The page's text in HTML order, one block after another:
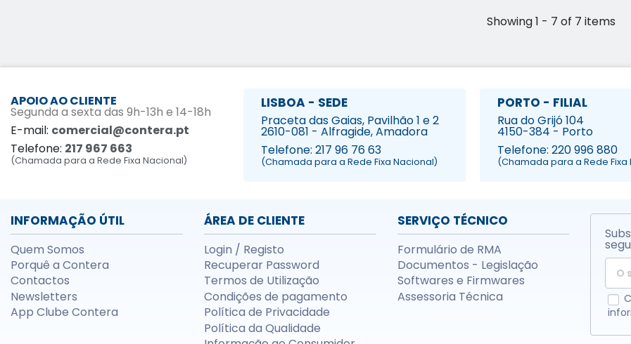
Showing 1 - 7 of 7 items
APOIO AO CLIENTE
Segunda a sexta das 9h-13h e 14-18h
E-mail: comercial@contera.pt
Telefone: 217 967 663
(Chamada para a Rede Fixa Nacional)
LISBOA - SEDE
Praceta das Gaias, Pavilhão 1 e 2
2610-081 - Alfragide, Amadora
Telefone: 217 96 76 63
(Chamada para a Rede Fixa Nacional)
PORTO - FILIAL
Rua do Grijó 104
4150-384 - Porto
Telefone: 220 996 880
(Chamada para a Rede Fixa
INFORMAÇÃO ÚTIL
Quem Somos
Porquê a Contera
Contactos
Newsletters
App Clube Contera
ÁREA DE CLIENTE
Login / Registo
Recuperar Password
Termos de Utilização
Condições de pagamento
Política de Privacidade
Política da Qualidade
SERVIÇO TÉCNICO
Formulário de RMA
Documentos - Legislação
Softwares e Firmwares
Assessoria Técnica